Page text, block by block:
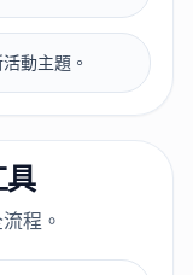
動主題。
具
程。